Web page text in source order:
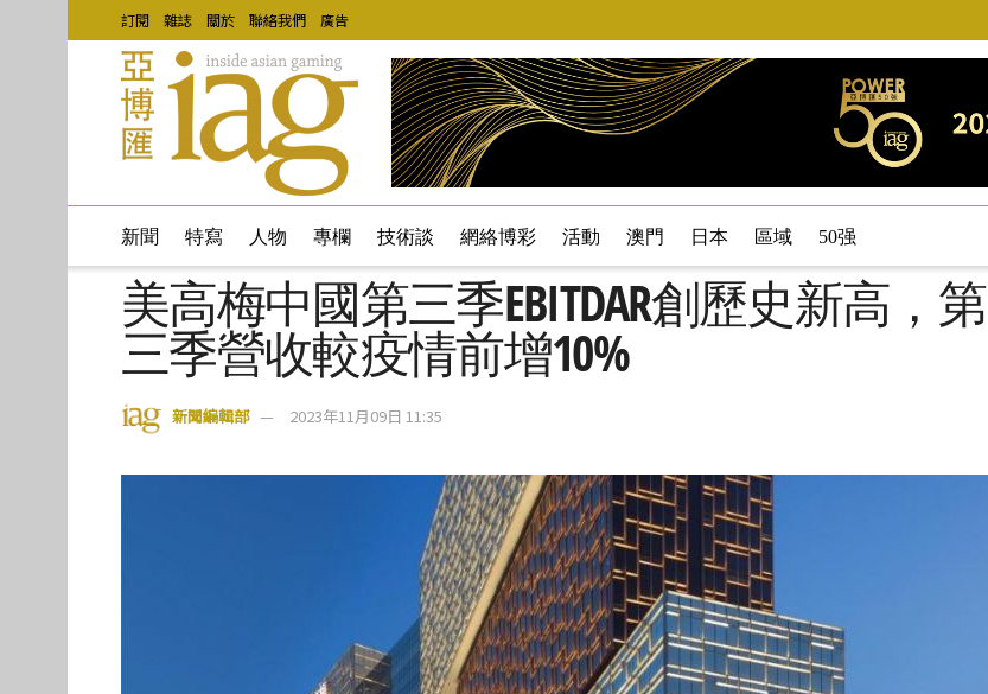
訂閱 雜誌 關於 聯絡我們 廣告
新聞 特寫 人物 專欄 技術談 網絡博彩 活動 澳門 日本 區域 50强
美高梅中國第三季EBITDAR創歷史新高，第
三季營收較疫情前增10%
新聞編輯部 2023年11月09日 11:35